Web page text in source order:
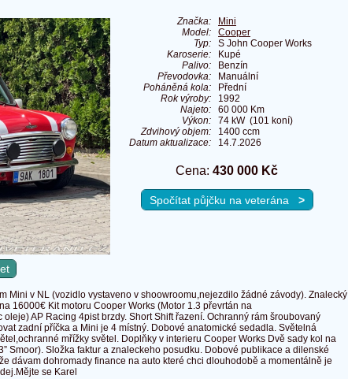
Značka:
Mini
Model:
Cooper
Typ:
S John Cooper Works
Karoserie:
Kupé
Palivo:
Benzín
Převodovka:
Manuální
Poháněná kola:
Přední
Rok výroby:
1992
Najeto:
60 000 Km
Výkon:
74 kW (101 koní)
Zdvihový objem:
1400 ccm
Datum aktualizace:
14.7.2026
Cena: 430 000 Kč
Spočítat půjčku na veterána >
Mini v NL (vozidlo vystaveno v shoowroomu,nejezdilo žádné závody). Znalecký
16000€ Kit motoru Cooper Works (Motor 1.3 převrtán na
oleje) AP Racing 4pist brzdy. Short Shift řazení. Ochranný rám šroubovaný
zadní příčka a Mini je 4 místný. Dobové anatomické sedadla. Světelná
mřížky světel. Doplňky v interieru Cooper Works Dvě sady kol na
Smoor). Složka faktur a znaleckeho posudku. Dobové publikace a dilenské
dávam dohromady finance na auto které chci dlouhodobě a momentálně je
se Karel